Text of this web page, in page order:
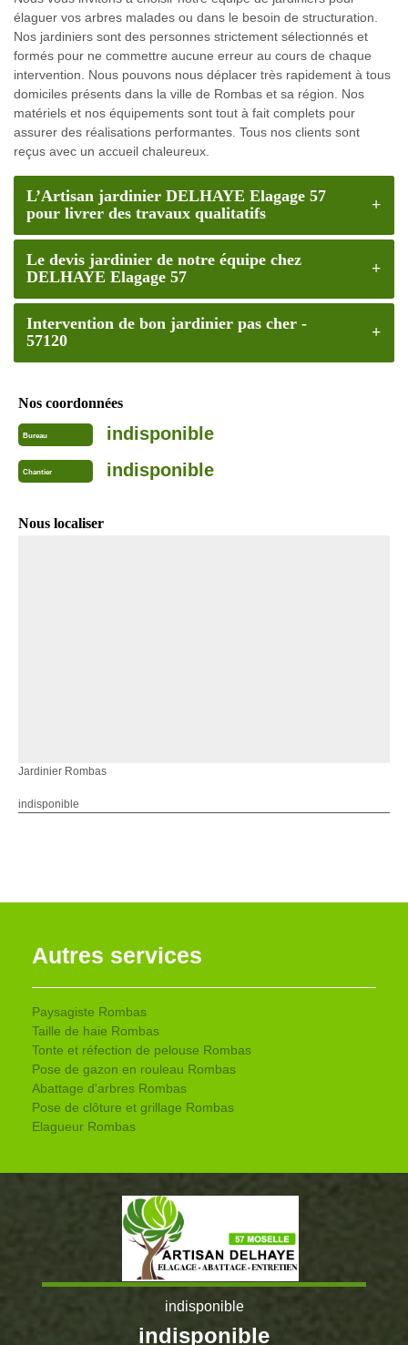
élaguer vos arbres malades ou dans le besoin de structuration.
Nos jardiniers sont des personnes strictement sélectionnés et
formés pour ne commettre aucune erreur au cours de chaque
intervention. Nous pouvons nous déplacer très rapidement à tous
domiciles présents dans la ville de Rombas et sa région. Nos
matériels et nos équipements sont tout à fait complets pour
assurer des réalisations performantes. Tous nos clients sont
reçus avec un accueil chaleureux.
L’Artisan jardinier DELHAYE Elagage 57
pour livrer des travaux qualitatifs
Le devis jardinier de notre équipe chez
DELHAYE Elagage 57
Intervention de bon jardinier pas cher -
57120
Nos coordonnées
Bureau indisponible
Chantier indisponible
Nous localiser
Jardinier Rombas
indisponible
Autres services
Paysagiste Rombas
Taille de haie Rombas
Tonte et réfection de pelouse Rombas
Pose de gazon en rouleau Rombas
Abattage d'arbres Rombas
Pose de clôture et grillage Rombas
Elagueur Rombas
indisponible
indisponible